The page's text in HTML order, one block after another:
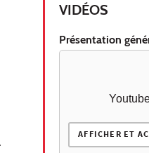
VIDÉOS
Présentation
AFFICHER ET